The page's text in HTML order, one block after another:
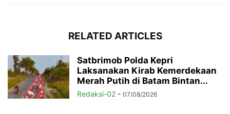
RELATED ARTICLES
Satbrimob Polda Kepri
Laksanakan Kirab Kemerdekaan
Merah Putih di Batam Bintan...
Redaksi-02 - 07/08/2026